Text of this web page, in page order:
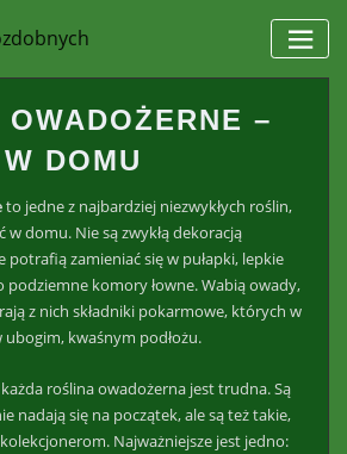
–
DOMU
to jedne z najbardziej niezwykłych roślin,
w domu. Nie są zwykłą dekoracją
potrafią zamieniać się w pułapki, lepkie
podziemne komory łowne. Wabią owady,
z nich składniki pokarmowe, których w
kwaśnym podłożu.
roślina owadożerna jest trudna. Są
nadają się na początek, ale są też takie,
Najważniejsze jest jedno: